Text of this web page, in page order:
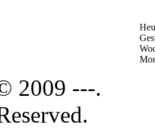
2009 ---.